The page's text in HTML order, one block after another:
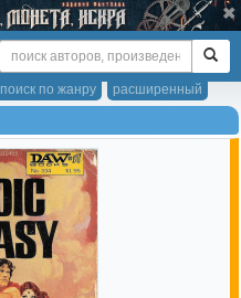
расширенный
поиск по жанру